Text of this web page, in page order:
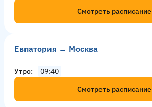
Смотреть расписание
Евпатория → Москва
Утро
09:40
Смотреть расписание